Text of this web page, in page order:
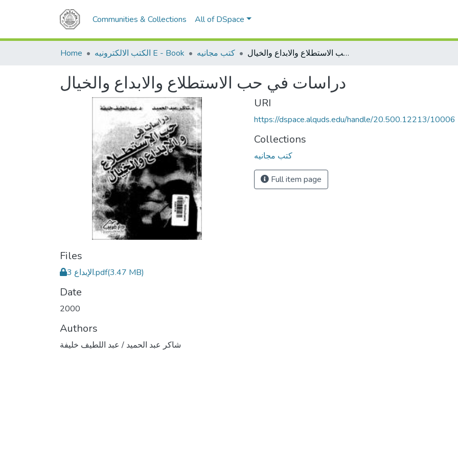
Communities & Collections All of DSpace
Home الكتب الالكترونيه E - Book كتب مجانيه دراسات في حب الاستطلاع والابداع والخيال
دراسات في حب الاستطلاع والابداع والخيال
Files
الإبداع 3.pdf(3.47 MB)
Date
2000
Authors
شاكر عبد الحميد / عبد اللطيف خليفة
URI
https://dspace.alquds.edu/handle/20.500.12213/10006
Collections
كتب مجانيه
Full item page